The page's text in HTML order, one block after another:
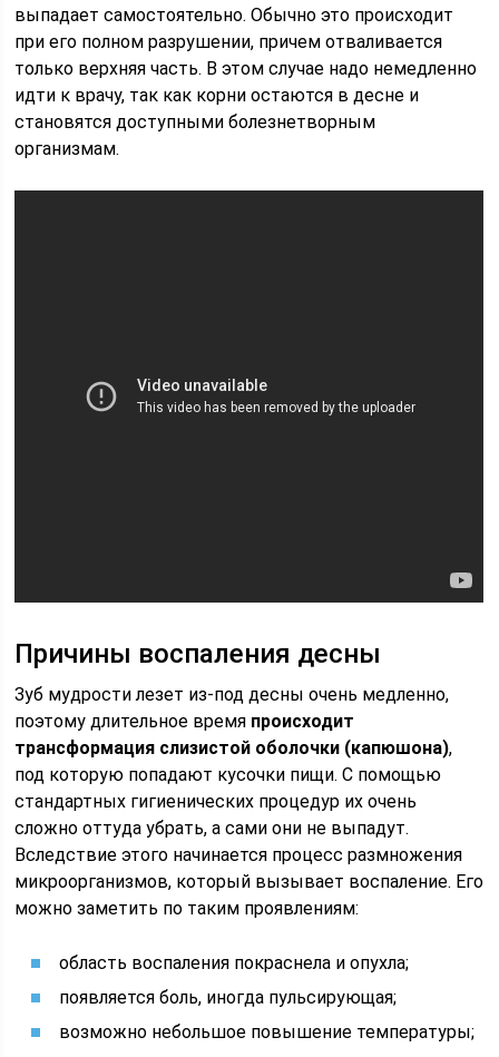
выпадает самостоятельно. Обычно это происходит
при его полном разрушении, причем отваливается
только верхняя часть. В этом случае надо немедленно
идти к врачу, так как корни остаются в десне и
становятся доступными болезнетворным
организмам.
Причины воспаления десны
Зуб мудрости лезет из-под десны очень медленно,
поэтому длительное время происходит
трансформация слизистой оболочки (капюшона),
под которую попадают кусочки пищи. С помощью
стандартных гигиенических процедур их очень
сложно оттуда убрать, а сами они не выпадут.
Вследствие этого начинается процесс размножения
микроорганизмов, который вызывает воспаление. Его
можно заметить по таким проявлениям:
область воспаления покраснела и опухла;
появляется боль, иногда пульсирующая;
возможно небольшое повышение температуры;